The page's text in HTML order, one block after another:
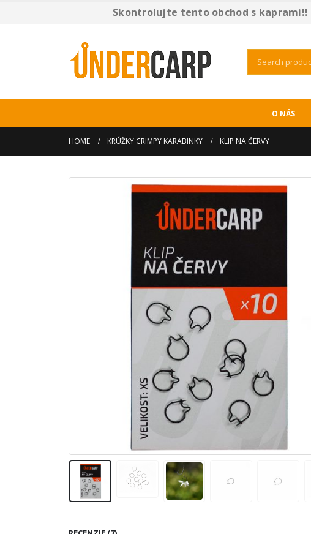
Skontrolujte tento obchod s kaprami!!
O NÁS
HOME KRÚŽKY CRIMPY KARABINKY KLIP NA ČERVY